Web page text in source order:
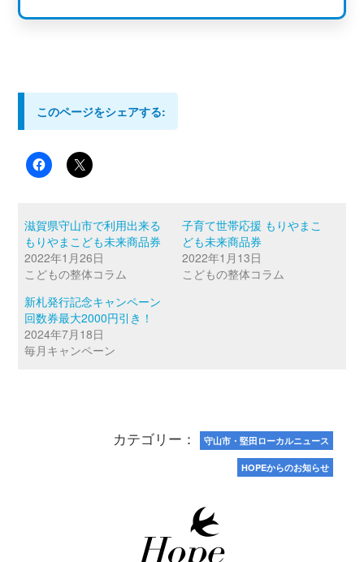
このページをシェアする:
滋賀県守山市で利用出来る
もりやまこども未来商品券
2022年1月26日
こどもの整体コラム
子育て世帯応援 もりやまこ
ども未来商品券
2022年1月13日
こどもの整体コラム
新札発行記念キャンペーン
回数券最大2000円引き！
2024年7月18日
毎月キャンペーン
カテゴリー： 守山市・堅田ローカルニュース
HOPEからのお知らせ